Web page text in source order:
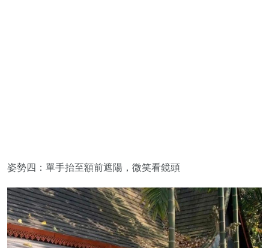
姿勢四：單手抬至額前遮陽，微笑看鏡頭